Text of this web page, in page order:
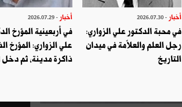
أخبار - 2026.07.30
في محبة الدكتور علي الزواري:
رجل العلم والعلاّمة في ميدان
التاريخ
أخبار - 2026.07.29
في أربعينية المؤرخ
علي الزواري: المؤرخ
ذاكرة مدينة، ثم دخل